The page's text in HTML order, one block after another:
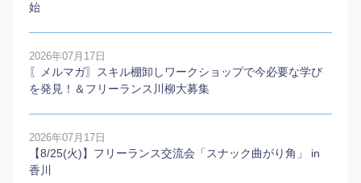
始
2026年07月17日
〖メルマガ〗スキル棚卸しワークショップで今必要な学び
を発見！＆フリーランス川柳大募集
2026年07月17日
【8/25(火)】フリーランス交流会「スナック曲がり角」 in
香川